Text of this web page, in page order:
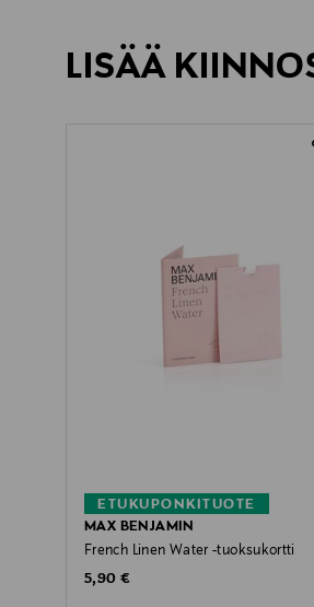
LISÄÄ
ETUKUPONKITUOTE
MAX BENJAMIN
French Linen Water -tuoksukortti
Original Price
5,90 €